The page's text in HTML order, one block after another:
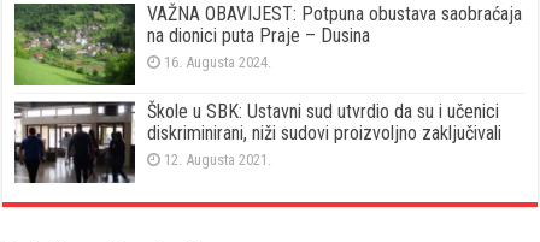
VAŽNA OBAVIJEST: Potpuna obustava saobraćaja
na dionici puta Praje – Dusina
16. Augusta 2024.
Škole u SBK: Ustavni sud utvrdio da su i učenici
diskriminirani, niži sudovi proizvoljno zaključivali
12. Augusta 2021.